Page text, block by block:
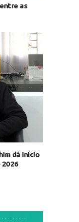
as
dá início
2026